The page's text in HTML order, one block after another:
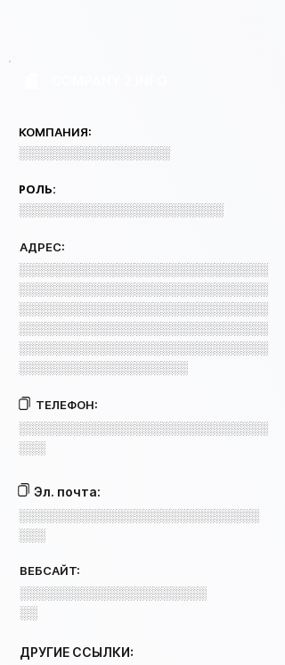
КОМПАНИЯ:
░░░░░░░░░░░░░░░░░
РОЛЬ:
░░░░░░░░░░░░░░░░░░░░░░░
АДРЕС:
░░░░░░░░░░░░░░░░░░░░░░░░░░░░
░░░░░░░░░░░░░░░░░░░░░░░░░░░░
░░░░░░░░░░░░░░░░░░░░░░░░░░░░
░░░░░░░░░░░░░░░░░░░░░░░░░░░░
░░░░░░░░░░░░░░░░░░░░░░░░░░░░
░░░░░░░░░░░░░░░░░░░
ТЕЛЕФОН:
░░░░░░░░░░░░░░░░░░░░░░░░░░░░
░░░
Эл. почта:
░░░░░░░░░░░░░░░░░░░░░░░░░░░
░░░
ВЕБСАЙТ:
░░░░░░░░░░░░░░░░░░░░░
░░
ДРУГИЕ ССЫЛКИ: